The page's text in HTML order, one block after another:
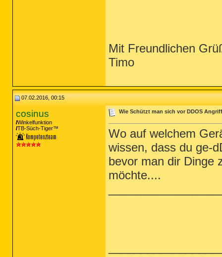
Mit Freundlichen
Timo
07.02.2016, 00:15
cosinus
Winkelfunktion
TB-Süch-Tiger™
Wie Schützt man sich vor DDOS
Wo auf welchem
wissen, dass du ge-
bevor man dir Dinge
möchte....